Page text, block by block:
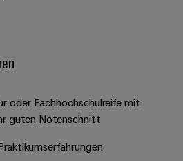
oder Fachhochschulreife mit
guten Notenschnitt